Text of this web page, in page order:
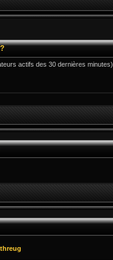
actifs des 30 dernières minutes)
threug